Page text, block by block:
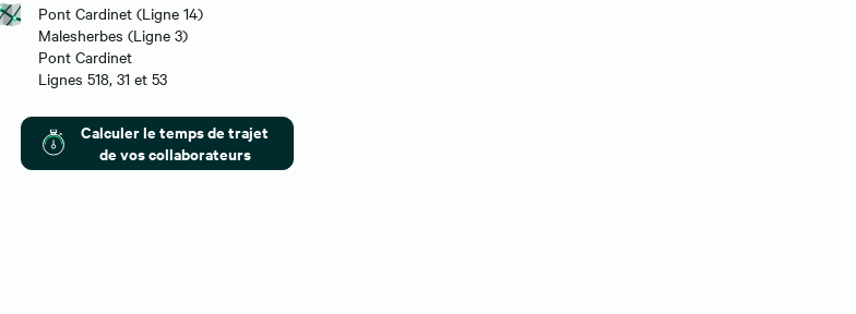
Pont Cardinet (Ligne 14)
Malesherbes (Ligne 3)
Pont Cardinet
Lignes 518, 31 et 53
Calculer le temps de trajet
de vos collaborateurs